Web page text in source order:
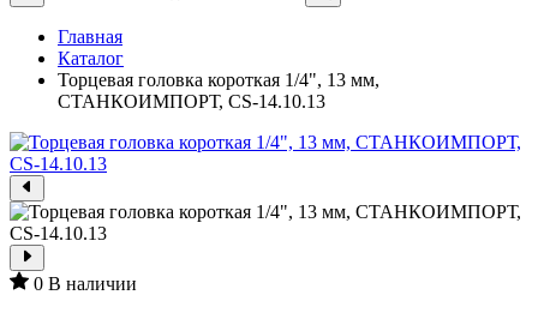
Главная
Каталог
Торцевая головка короткая 1/4", 13 мм,
СТАНКОИМПОРТ, CS-14.10.13
0 В наличии